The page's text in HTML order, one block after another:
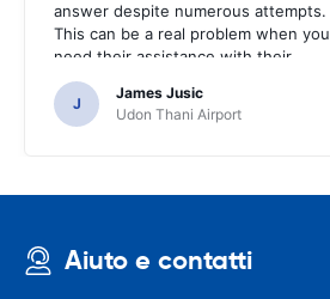
answer despite numerous attempts.
This can be a real problem when you
need their assistance with their
services or car.
J
James Jusic
Udon Thani Airport
Aiuto e contatti